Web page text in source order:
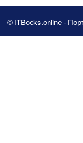
© ITBooks.online -